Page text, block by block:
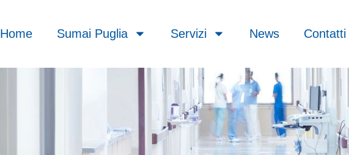
Home Sumai Puglia Servizi News Contatti